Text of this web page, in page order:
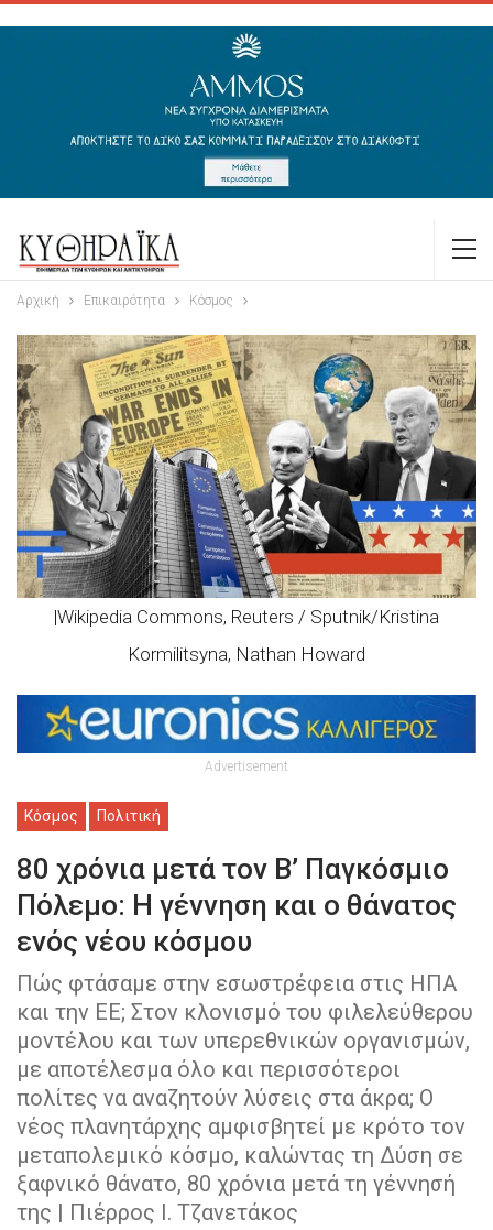
Αρχική Επικαιρότητα Κόσμος
|Wikipedia Commons, Reuters / Sputnik/Kristina
Kormilitsyna, Nathan Howard
Advertisement
Κόσμος Πολιτική
80 χρόνια μετά τον Β’ Παγκόσμιο
Πόλεμο: Η γέννηση και ο θάνατος
ενός νέου κόσμου
Πώς φτάσαμε στην εσωστρέφεια στις ΗΠΑ
και την ΕΕ; Στον κλονισμό του φιλελεύθερου
μοντέλου και των υπερεθνικών οργανισμών,
με αποτέλεσμα όλο και περισσότεροι
πολίτες να αναζητούν λύσεις στα άκρα; Ο
νέος πλανητάρχης αμφισβητεί με κρότο τον
μεταπολεμικό κόσμο, καλώντας τη Δύση σε
ξαφνικό θάνατο, 80 χρόνια μετά τη γέννησή
της | Πιέρρος Ι. Τζανετάκος